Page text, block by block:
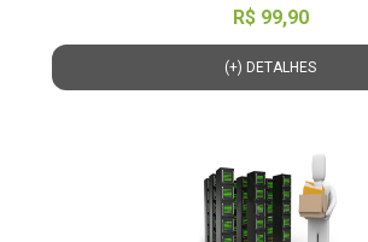
R$ 99,90
(+) DETALHES